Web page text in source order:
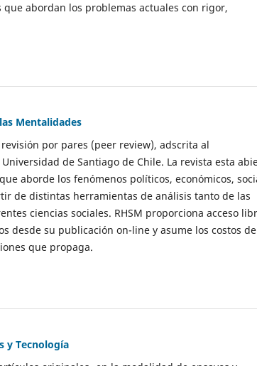
abordan los problemas actuales con rigor,
Mentalidades
por pares (peer review), adscrita al
de Santiago de Chile. La revista esta
aborde los fenómenos políticos, económicos,
de distintas herramientas de análisis tanto de las
ciencias sociales. RHSM proporciona acceso
desde su publicación on-line y asume los costos de
que propaga.
y Tecnología